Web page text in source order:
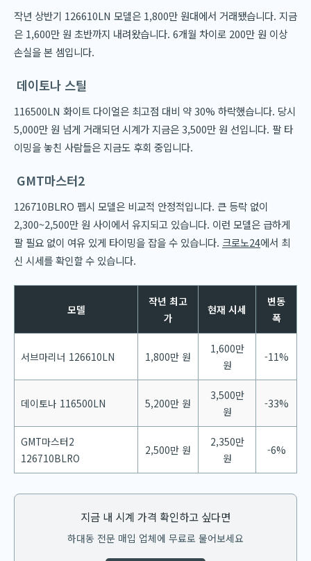
작년 상반기 126610LN 모델은 1,800만 원대에서 거래됐습니다. 지금
은 1,600만 원 초반까지 내려왔습니다. 6개월 차이로 200만 원 이상
손실을 본 셈입니다.
데이토나 스틸
116500LN 화이트 다이얼은 최고점 대비 약 30% 하락했습니다. 당시
5,000만 원 넘게 거래되던 시계가 지금은 3,500만 원 선입니다. 팔 타
이밍을 놓친 사람들은 지금도 후회 중입니다.
GMT마스터2
126710BLRO 펩시 모델은 비교적 안정적입니다. 큰 등락 없이
2,300~2,500만 원 사이에서 유지되고 있습니다. 이런 모델은 급하게
팔 필요 없이 여유 있게 타이밍을 잡을 수 있습니다. 크로노24에서 최
신 시세를 확인할 수 있습니다.
모델
작년 최고
가
현재 시세
변동
폭
서브마리너 126610LN 1,800만 원
1,600만
원
-11%
데이토나 116500LN 5,200만 원
3,500만
원
-33%
GMT마스터2
126710BLRO
2,500만 원
2,350만
원
-6%
지금 내 시계 가격 확인하고 싶다면
하대동 전문 매입 업체에 무료로 물어보세요